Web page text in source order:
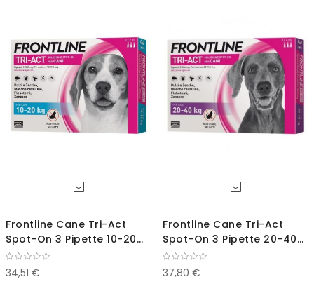
Frontline Cane Tri-Act
Spot-On 3 Pipette 10-20
kg
34,51 €
Frontline Cane Tri-Act
Spot-On 3 Pipette 20-40
kg
37,80 €